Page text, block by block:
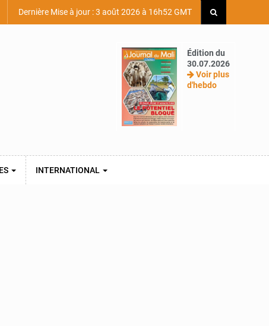
Dernière Mise à jour : 3 août 2026 à 16h52 GMT
Édition du
30.07.2026
Voir plus
d'hebdo
INTERNATIONAL